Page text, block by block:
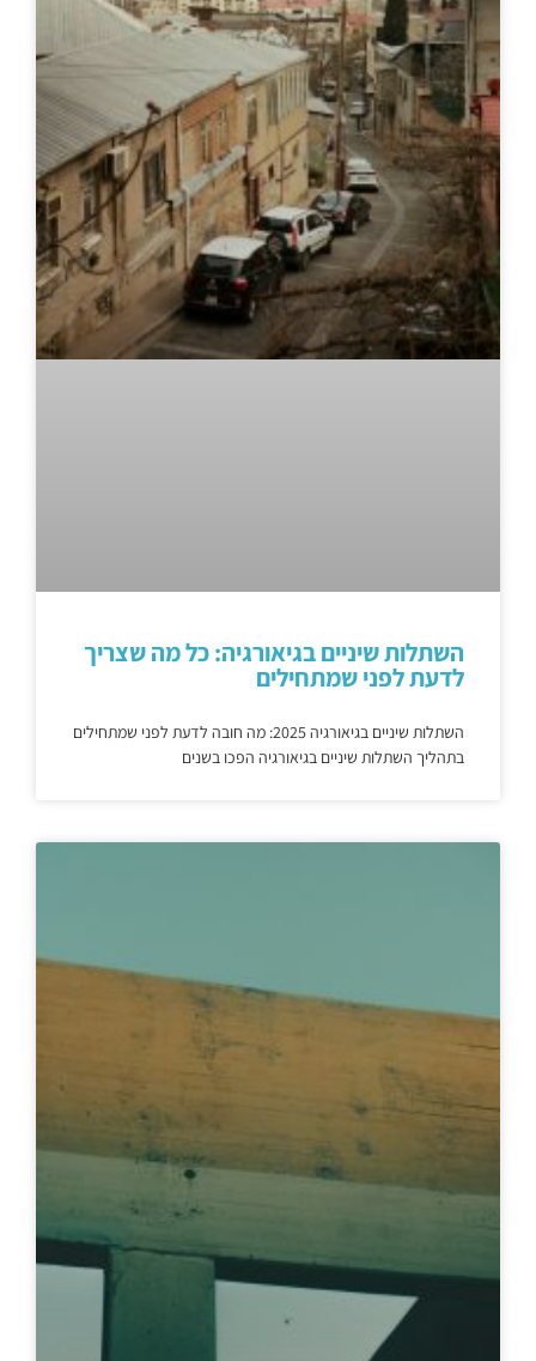
השתלות שיניים בגיאורגיה: כל מה שצריך
לדעת לפני שמתחילים
השתלות שיניים בגיאורגיה 2025: מה חובה לדעת לפני שמתחילים
בתהליך השתלות שיניים בגיאורגיה הפכו בשנים